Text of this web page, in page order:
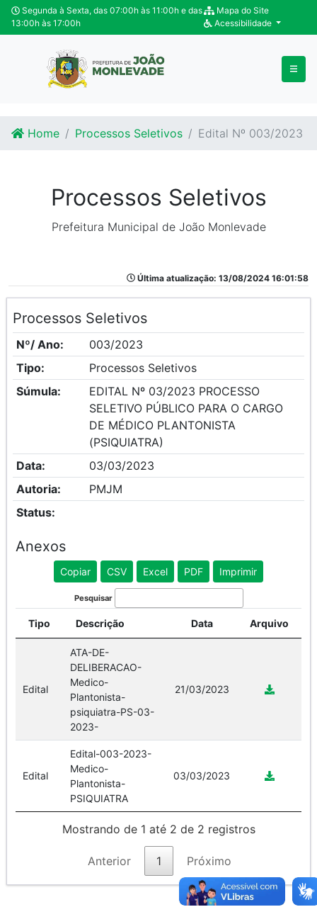
Ir para o conteúdo
Ir para o fim do conteúdo
Segunda à Sexta, das 07:00h às 11:00h e das
13:00h às 17:00h
Mapa do Site
Acessibilidade
Home Processos Seletivos Edital Nº 003/2023
Processos Seletivos
Prefeitura Municipal de João Monlevade
Última atualização: 13/08/2024 16:01:58
Processos Seletivos
Nº/ Ano:
003/2023
Tipo:
Processos Seletivos
Súmula:
EDITAL Nº 03/2023 PROCESSO
SELETIVO PÚBLICO PARA O CARGO
DE MÉDICO PLANTONISTA
(PSIQUIATRA)
Data:
03/03/2023
Autoria:
PMJM
Status:
Anexos
Copiar CSV Excel PDF Imprimir
Pesquisar
Tipo Descrição Data Arquivo
Edital
ATA-DE-
DELIBERACAO-
Medico-
Plantonista-
psiquiatra-PS-03-
2023-
21/03/2023
Edital
Edital-003-2023-
Medico-
Plantonista-
PSIQUIATRA
03/03/2023
Mostrando de 1 até 2 de 2 registros
Anterior 1 Próximo